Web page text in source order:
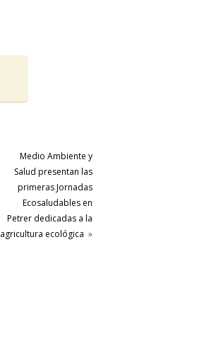
Medio Ambiente y
Salud presentan las
primeras Jornadas
Ecosaludables en
Petrer dedicadas a la
agricultura ecológica »